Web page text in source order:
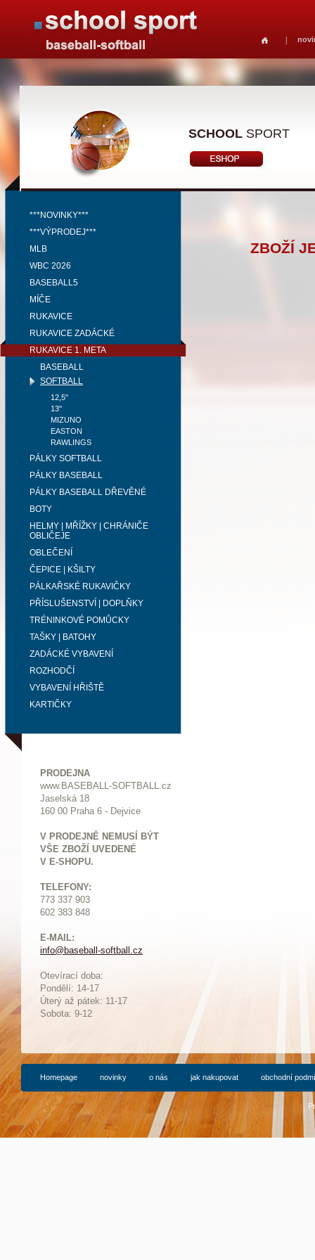
SCHOOL SPORT
***NOVINKY***
***VÝPRODEJ***
MLB
WBC 2026
BASEBALL5
MÍČE
RUKAVICE
RUKAVICE ZADÁCKÉ
RUKAVICE 1. META
BASEBALL
SOFTBALL
12,5"
13"
MIZUNO
EASTON
RAWLINGS
PÁLKY SOFTBALL
PÁLKY BASEBALL
PÁLKY BASEBALL DŘEVĚNÉ
BOTY
HELMY | MŘÍŽKY | CHRÁNIČE
OBLIČEJE
OBLEČENÍ
ČEPICE | KŠILTY
PÁLKAŘSKÉ RUKAVIČKY
PŘÍSLUŠENSTVÍ | DOPLŇKY
TRÉNINKOVÉ POMŮCKY
TAŠKY | BATOHY
ZADÁCKÉ VYBAVENÍ
ROZHODČÍ
VYBAVENÍ HŘIŠTĚ
KARTIČKY
PRODEJNA
www.BASEBALL-SOFTBALL.cz
Jaselská 18
160 00 Praha 6 - Dejvice
V PRODEJNĚ NEMUSÍ BÝT
VŠE ZBOŽÍ UVEDENÉ
V E-SHOPU.
TELEFONY:
773 337 903
602 383 848
E-MAIL:
info@baseball-softball.cz
Otevírací doba:
Pondělí: 14-17
Úterý až pátek: 11-17
Sobota: 9-12
ZBOŽÍ
Homepage novinky o nás jak nakupovat obchodní